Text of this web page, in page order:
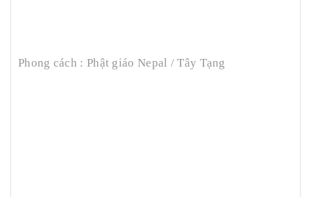
Phong cách : Phật giáo Nepal / Tây Tạng